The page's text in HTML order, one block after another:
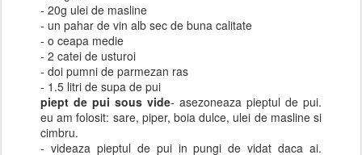
- 20g ulei de masline
- un pahar de vin alb sec de buna calitate
- o ceapa medie
- 2 catei de usturoi
- doi pumni de parmezan ras
- 1.5 litri de supa de pui
piept de pui sous vide- asezoneaza pieptul de pui.
eu am folosit: sare, piper, boia dulce, ulei de masline si
cimbru.
- videaza pieptul de pui in pungi de vidat daca ai.